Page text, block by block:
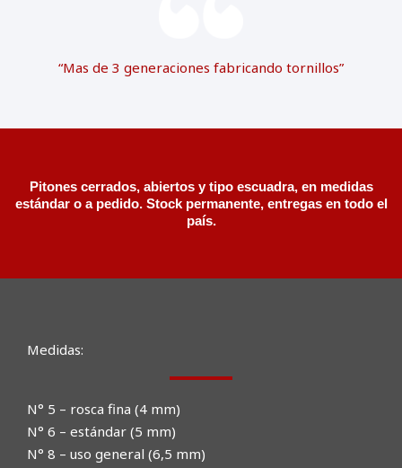
“Mas de 3 generaciones fabricando tornillos”
Pitones cerrados, abiertos y tipo escuadra, en medidas
estándar o a pedido. Stock permanente, entregas en todo el
país.
Medidas:
N° 5 – rosca fina (4 mm)
N° 6 – estándar (5 mm)
N° 8 – uso general (6,5 mm)